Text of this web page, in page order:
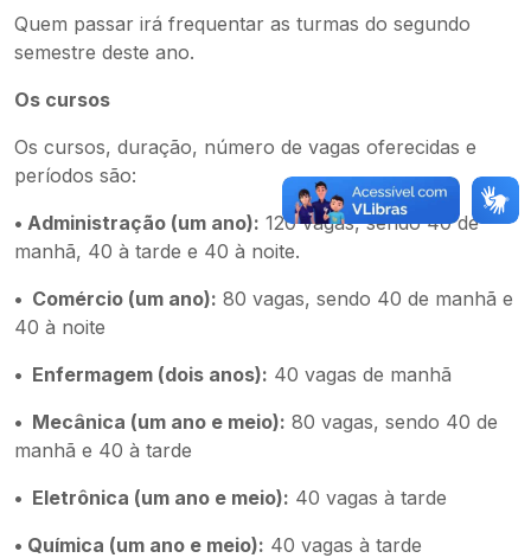
Quem passar irá frequentar as turmas do segundo
semestre deste ano.
Os cursos
Os cursos, duração, número de vagas oferecidas e
períodos são:
• Administração (um ano): 120 vagas, sendo 40 de
manhã, 40 à tarde e 40 à noite.
• Comércio (um ano): 80 vagas, sendo 40 de manhã e
40 à noite
• Enfermagem (dois anos): 40 vagas de manhã
• Mecânica (um ano e meio): 80 vagas, sendo 40 de
manhã e 40 à tarde
• Eletrônica (um ano e meio): 40 vagas à tarde
• Química (um ano e meio): 40 vagas à tarde